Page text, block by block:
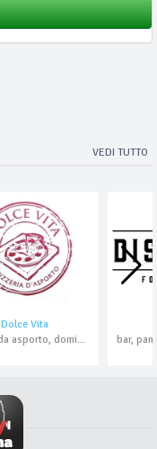
VEDI TUTTO
Dolce Vita
pizzeria da asporto, domicilio